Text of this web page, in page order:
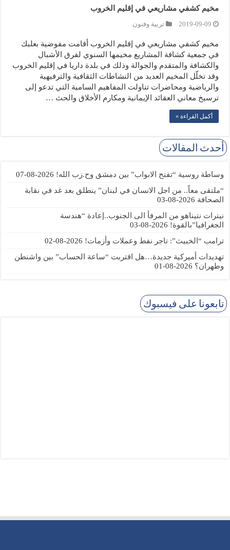
مخيم كشفي مشاريعي في إقليم الخروب
2019-09-09 تربية وفنون
مخيم كشفي مشاريعي في إقليم الخروب أقامت مفوضية بعلبك
في جمعية كشافة المشاريع مخيمها السنوي لفرق الأشبال
والكشافة والمتقدم والجوالة وذلك في بلدة داريا في إقليم الخروب
وقد تخلّل المخيم العديد من النشاطات الثقافية والترفيهية
والرياضية ومحاضرات تناولت المفاهيم السامية التي تدعو إلى
ترسيخ معاني العقائد الإيمانية ومكارم الأخلاق والحث …
أكمل القراءة »
أحدث المقالات
وساطة روسية “تفتح الابواب” بين دمشق وح.زب الله! 2026-08-07
“ملتقى معاً.. من اجل الانسان في لبنان” ينطلق بعد غد في نقابة
الصحافة 2026-08-03
نيترات نتيناهو من المرفأ الى الجنوب..إعادة “هندسة
الجغرافيا”بالقوة! 2026-08-03
ترامب “الخبيث”: تاجر نفط وعملات وأزمات! 2026-08-02
تهديدات أميركية جديدة…هل اقتربت “ساعة الحساب” بين واشنطن
وطهران؟ 2026-08-01
تابعونا على فيسبوك